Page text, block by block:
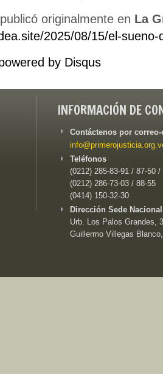
originalmente en La
2025/08/15/el-
by Disqus
INFORMACIÓN DE
Contáctenos por
Teléfonos
(0212) 285-83-91 / 87-50 /
(0212) 286-73-03 / 88-55
(0414) 150-32-30
Dirección Sede
Urb. Los Palos Grandes,
Guillermo Villegas